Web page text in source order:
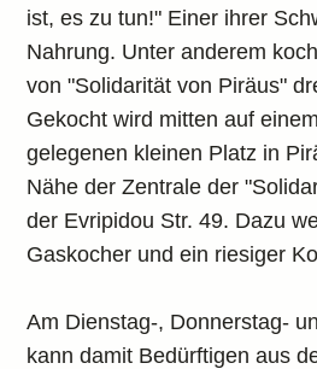
ist, es zu tun!" Einer ihrer
Nahrung. Unter anderem
von "Solidarität von Piräus"
Gekocht wird mitten auf
gelegenen kleinen Platz in
Nähe der Zentrale der
der Evripidou Str. 49. Dazu
Gaskocher und ein riesiger
Am Dienstag-, Donnerstag-
kann damit Bedürftigen aus